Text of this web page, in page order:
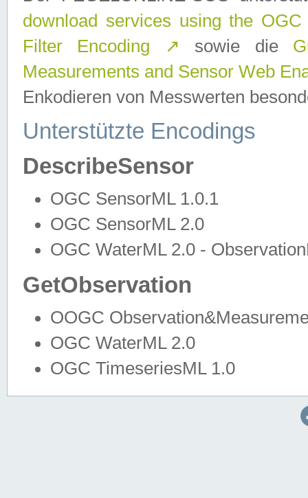
download services using the
Filter Encoding
↗ sowie die
Measurements and Sensor Web
Enkodieren von Messwerten
Unterstützte Encodings
DescribeSensor
OGC SensorML 1.0.1
OGC SensorML 2.0
OGC WaterML 2.0 -
GetObservation
OOGC
OGC WaterML 2.0
OGC TimeseriesML 1.0